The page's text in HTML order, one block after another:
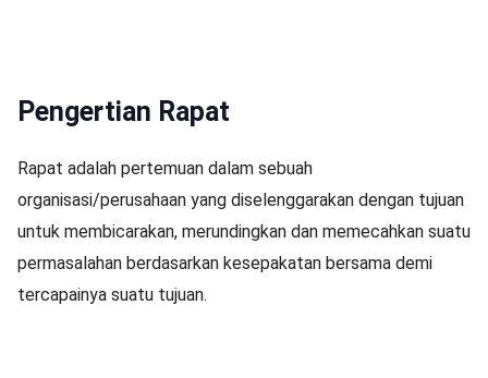
Pengertian Rapat
Rapat adalah pertemuan dalam sebuah
organisasi/perusahaan yang diselenggarakan dengan tujuan
untuk membicarakan, merundingkan dan memecahkan suatu
permasalahan berdasarkan kesepakatan bersama demi
tercapainya suatu tujuan.